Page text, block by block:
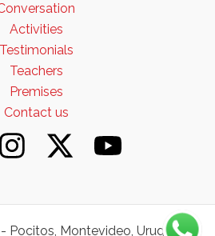
Activities
Testimonials
Teachers
Premises
Contact us
Pocitos, Montevideo, Uruguay